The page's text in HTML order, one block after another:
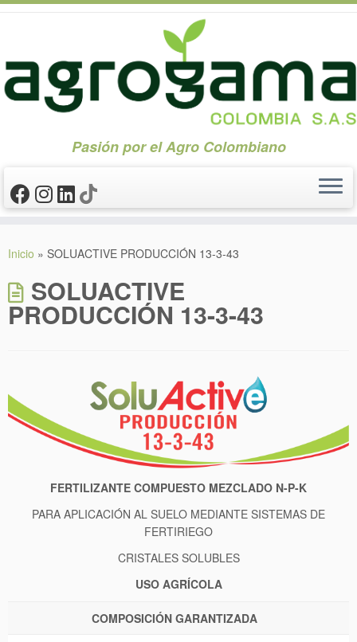
Pasión por el Agro Colombiano
Inicio » SOLUACTIVE PRODUCCIÓN 13-3-43
SOLUACTIVE
PRODUCCIÓN 13-3-43
FERTILIZANTE COMPUESTO MEZCLADO N-P-K
PARA APLICACIÓN AL SUELO MEDIANTE SISTEMAS DE
FERTIRIEGO
CRISTALES SOLUBLES
USO AGRÍCOLA
COMPOSICIÓN GARANTIZADA